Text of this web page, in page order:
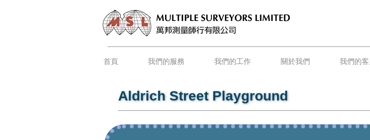
首頁 我們的服務 我們的工作 關於我們 我們的客
Aldrich Street Playground